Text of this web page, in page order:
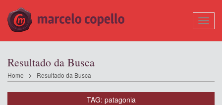
Resultado da Busca
Home Resultado da Busca
TAG: patagonia